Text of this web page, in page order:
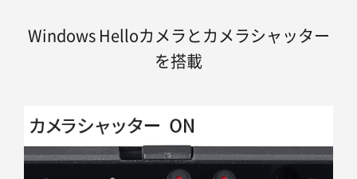
Windows Helloカメラとカメラシャッター
を搭載